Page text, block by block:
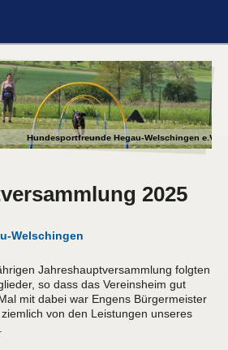
Hundesportfreunde Hegau-Welschingen e.V.
2025
Welschingen
Jahreshauptversammlung folgten
so dass das Vereinsheim gut
mit dabei war Engens Bürgermeister
von den Leistungen unseres